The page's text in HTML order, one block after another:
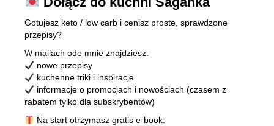
Gotujesz keto / low carb i cenisz proste, sprawdzone
przepisy?
W mailach ode mnie znajdziesz:
nowe przepisy
kuchenne triki i inspiracje
informacje o promocjach i nowościach (czasem z
rabatem tylko dla subskrybentów)
Na start otrzymasz gratis e-book: